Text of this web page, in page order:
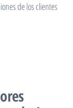
de los clientes